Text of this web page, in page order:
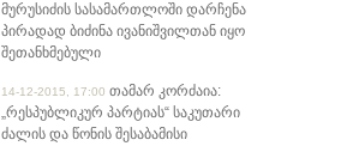
მურუსიძის სასამართლოში დარჩენა
პირადად ბიძინა ივანიშვილთან იყო
შეთანხმებული
14-12-2015, 17:00 თამარ კორძაია:
„რესპუბლიკურ პარტიას“ საკუთარი
ძალის და წონის შესაბამისი